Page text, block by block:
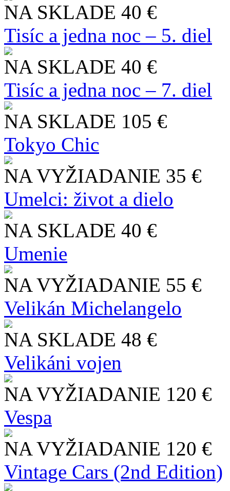
NA SKLADE 40 €
Tisíc a jedna noc – 5. diel
NA SKLADE 40 €
Tisíc a jedna noc – 7. diel
NA SKLADE 105 €
Tokyo Chic
NA VYŽIADANIE 35 €
Umelci: život a dielo
NA SKLADE 40 €
Umenie
NA VYŽIADANIE 55 €
Velikán Michelangelo
NA SKLADE 48 €
Velikáni vojen
NA VYŽIADANIE 120 €
Vespa
NA VYŽIADANIE 120 €
Vintage Cars (2nd Edition)